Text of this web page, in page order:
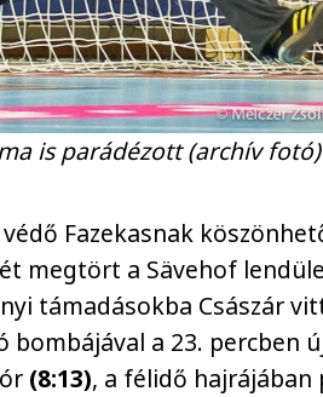
is parádézott (archív fotó)
Fazekasnak
megtört a Sävehof
támadásokba Császár
bombájával a 23. percben
(8:13), a félidő hajrájában